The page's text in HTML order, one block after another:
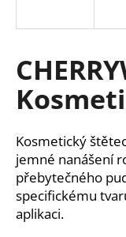
Kosmetický
jemné nanášení
přebytečného
specifickému
aplikaci.
í
t
?